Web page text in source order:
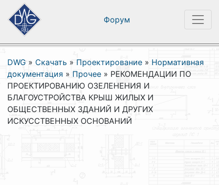
Форум
DWG » Скачать » Проектирование » Нормативная
документация » Прочее » РЕКОМЕНДАЦИИ ПО
ПРОЕКТИРОВАНИЮ ОЗЕЛЕНЕНИЯ И
БЛАГОУСТРОЙСТВА КРЫШ ЖИЛЫХ И
ОБЩЕСТВЕННЫХ ЗДАНИЙ И ДРУГИХ
ИСКУССТВЕННЫХ ОСНОВАНИЙ